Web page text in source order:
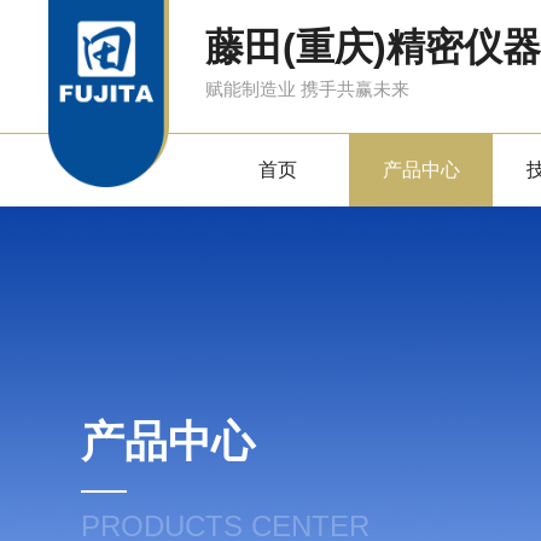
藤田(重庆)精密仪
赋能制造业 携手共赢未来
首页 产品中心
产品中心
PRODUCTS CENTER